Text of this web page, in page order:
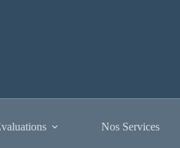
Nos Services